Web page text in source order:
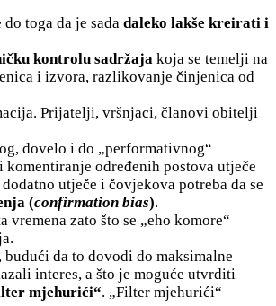
toga da je sada daleko lakše kreirati i
kontrolu sadržaja koja se temelji na
i izvora, razlikovanje činjenica od
Prijatelji, vršnjaci, članovi obitelji
dovelo i do „performativnog“
određenih postova utječe
utječe i čovjekova potreba da se
(confirmation bias).
zato što se „eho komore“
da to dovodi do maksimalne
interes, a što je moguće utvrditi
mjehurići“. „Filter mjehurići“